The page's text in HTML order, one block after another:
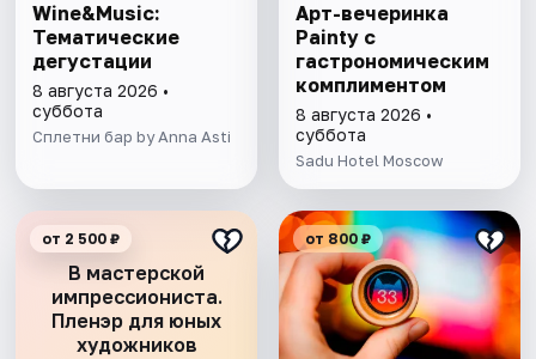
Wine&Music:
Тематические
дегустации
8 августа 2026 •
суббота
Сплетни бар by Anna Asti
Арт-вечеринка
Painty с
гастрономическим
комплиментом
8 августа 2026 •
суббота
Sadu Hotel Moscow
В мастерской
импрессиониста.
Пленэр для юных
художников
от 2 500 ₽ от 800 ₽